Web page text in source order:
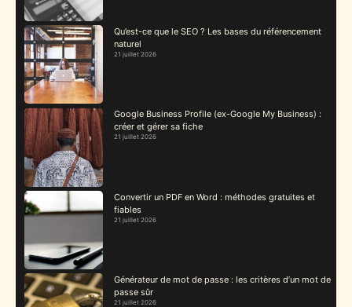
Qu’est-ce que le SEO ? Les bases du référencement
naturel
21 juillet 2026
Google Business Profile (ex-Google My Business) :
créer et gérer sa fiche
21 juillet 2026
Convertir un PDF en Word : méthodes gratuites et
fiables
21 juillet 2026
Générateur de mot de passe : les critères d’un mot de
passe sûr
21 juillet 2026